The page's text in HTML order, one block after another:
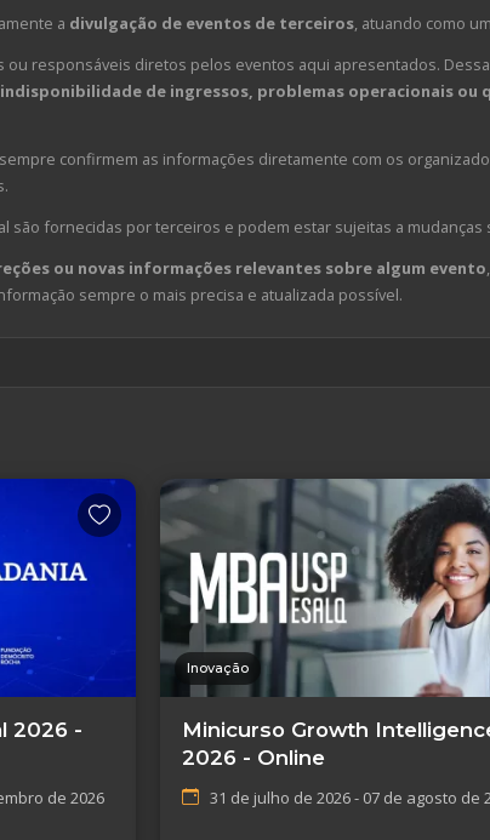
a divulgação de eventos de terceiros, atuando como
responsáveis diretos pelos eventos aqui apresentados.
de ingressos, problemas operacionais
confirmem as informações diretamente com os
são fornecidas por terceiros e podem estar sujeitas a mudanças
ou novas informações relevantes sobre algum evento
sempre o mais precisa e atualizada possível.
2026 -
de 2026
Inovação
Minicurso Growth
2026 - Online
31 de julho de 2026 - 07 de agosto de